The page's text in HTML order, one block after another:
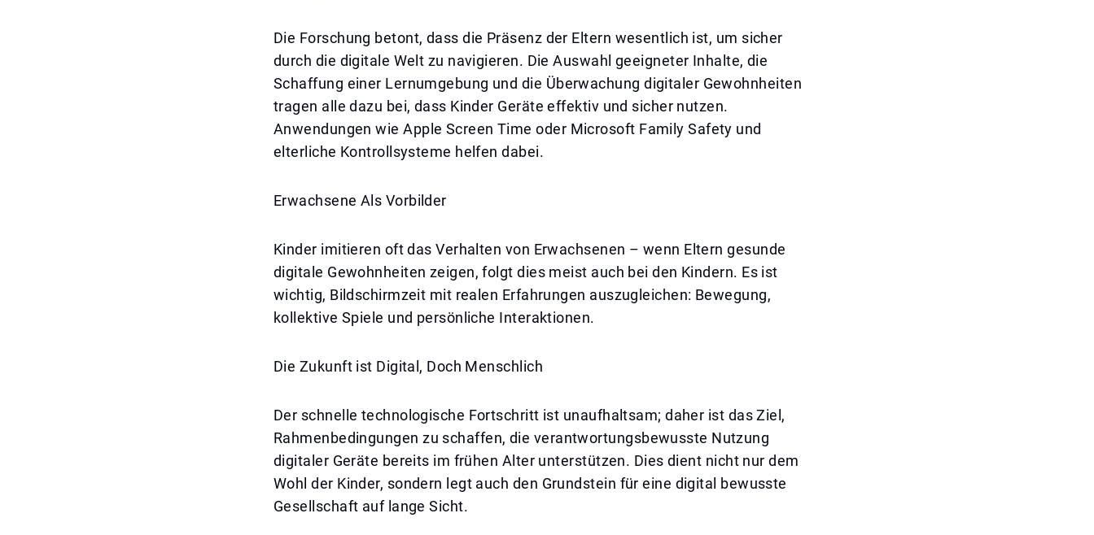
Die Forschung betont, dass die Präsenz der Eltern wesentlich ist, um sicher
durch die digitale Welt zu navigieren. Die Auswahl geeigneter Inhalte, die
Schaffung einer Lernumgebung und die Überwachung digitaler Gewohnheiten
tragen alle dazu bei, dass Kinder Geräte effektiv und sicher nutzen.
Anwendungen wie Apple Screen Time oder Microsoft Family Safety und
elterliche Kontrollsysteme helfen dabei.
Erwachsene Als Vorbilder
Kinder imitieren oft das Verhalten von Erwachsenen – wenn Eltern gesunde
digitale Gewohnheiten zeigen, folgt dies meist auch bei den Kindern. Es ist
wichtig, Bildschirmzeit mit realen Erfahrungen auszugleichen: Bewegung,
kollektive Spiele und persönliche Interaktionen.
Die Zukunft ist Digital, Doch Menschlich
Der schnelle technologische Fortschritt ist unaufhaltsam; daher ist das Ziel,
Rahmenbedingungen zu schaffen, die verantwortungsbewusste Nutzung
digitaler Geräte bereits im frühen Alter unterstützen. Dies dient nicht nur dem
Wohl der Kinder, sondern legt auch den Grundstein für eine digital bewusste
Gesellschaft auf lange Sicht.